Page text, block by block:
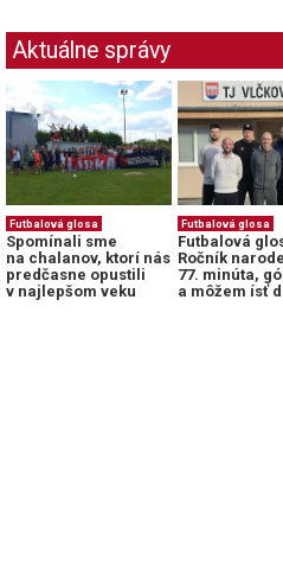
Aktuálne správy
Futbalová glosa
Spomínali sme
na chalanov, ktorí nás
predčasne opustili
v najlepšom veku
Futbalová glosa
Futbalová
Ročník
77. minúta, gól
a môžem ísť